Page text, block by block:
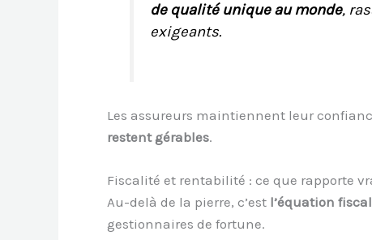
de qualité unique au monde,
exigeants.
Les assureurs maintiennent leur
restent gérables.
Fiscalité et rentabilité : ce que rapporte
Au-delà de la pierre, c’est l’équation
gestionnaires de fortune.